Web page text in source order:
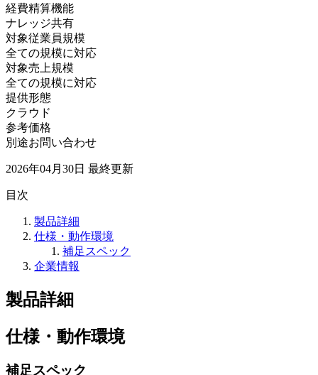
経費精算機能
ナレッジ共有
対象従業員規模
全ての規模に対応
対象売上規模
全ての規模に対応
提供形態
クラウド
参考価格
別途お問い合わせ
2026年04月30日 最終更新
目次
製品詳細
仕様・動作環境
補足スペック
企業情報
製品詳細
仕様・動作環境
補足スペック